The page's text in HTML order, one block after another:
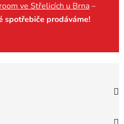
ve Střelicích u Brna–
spotřebiče prodáváme!